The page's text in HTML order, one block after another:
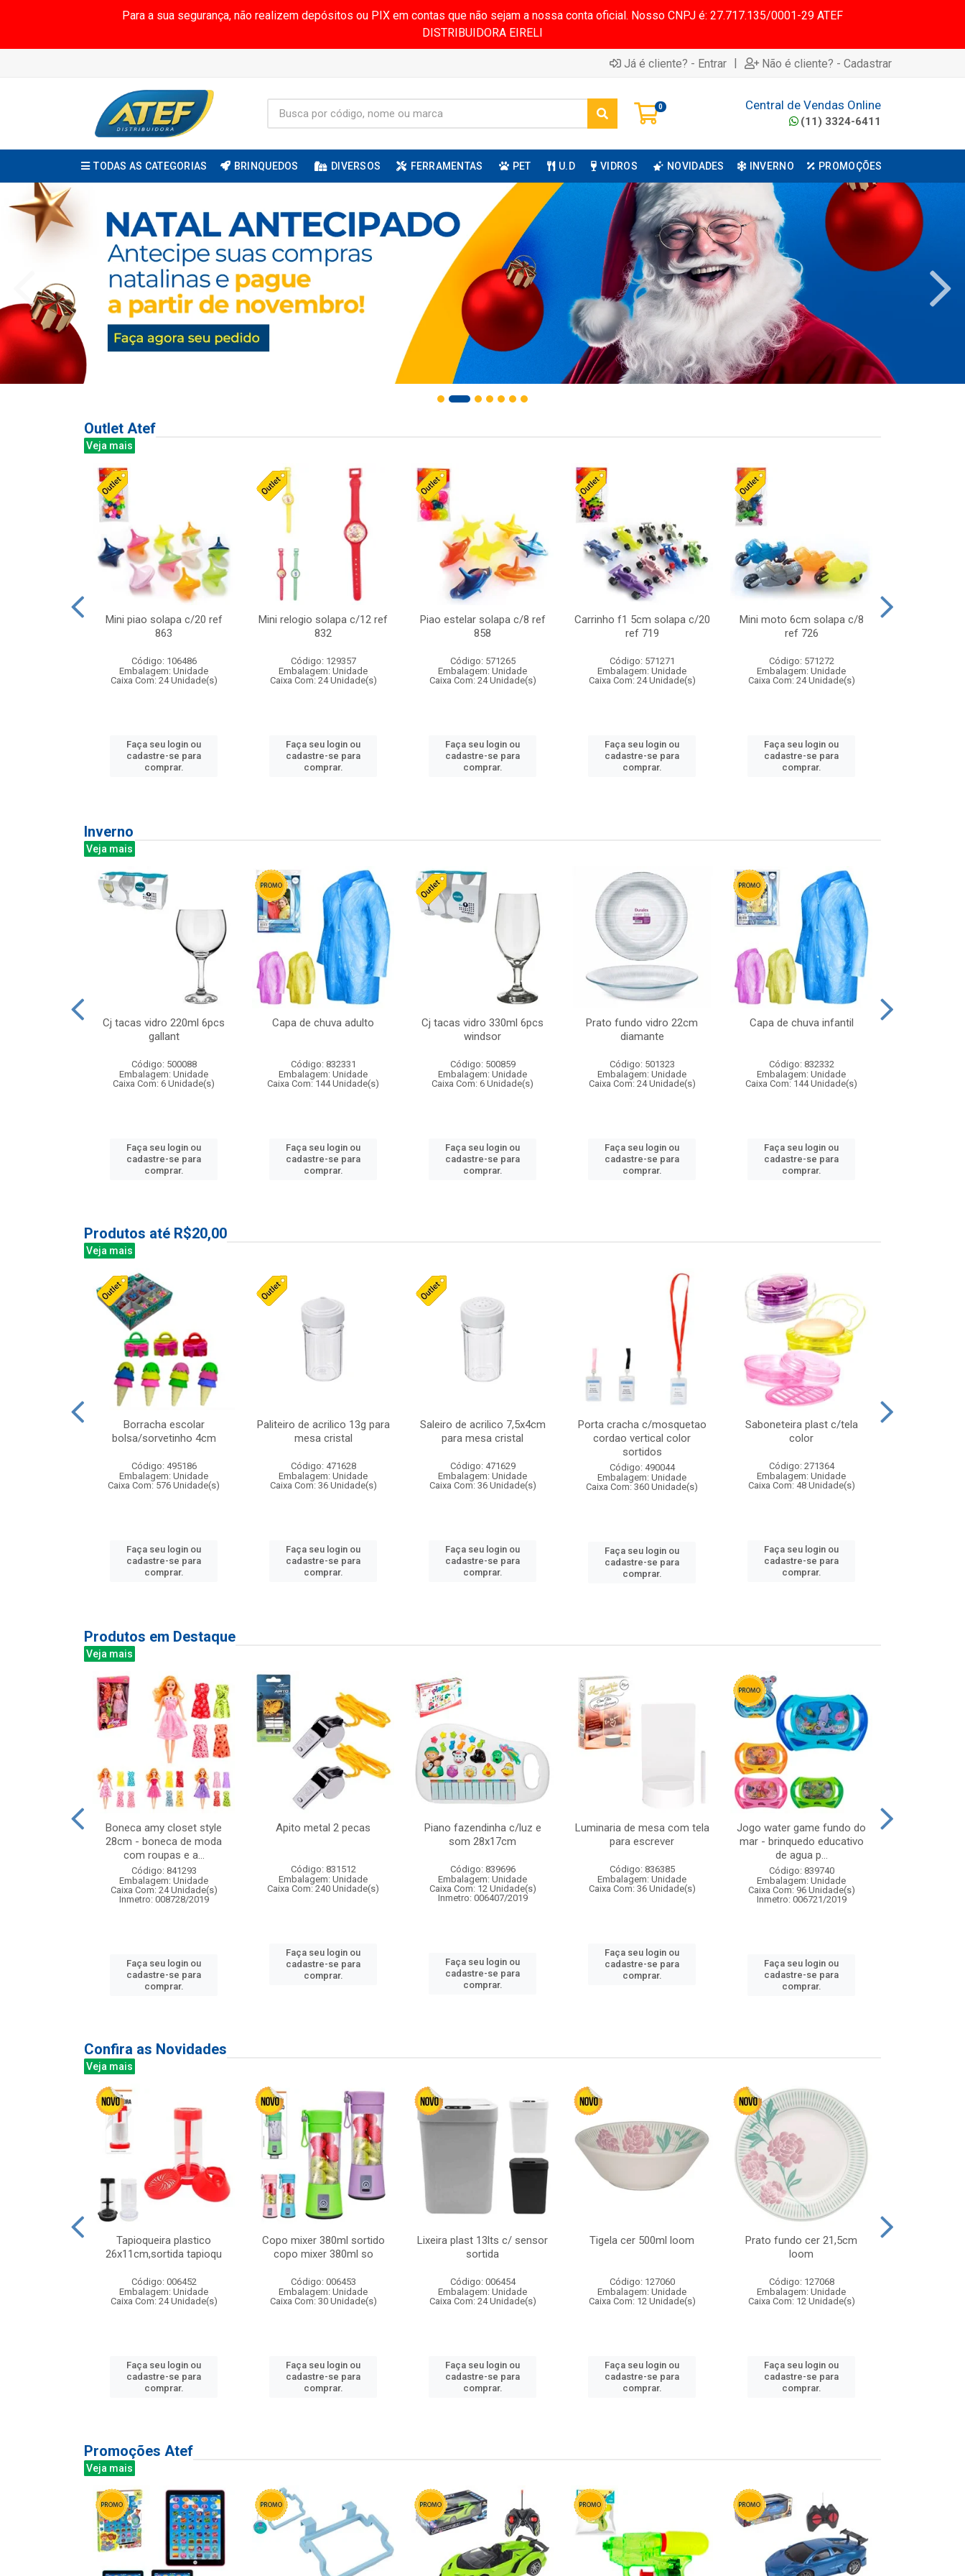
Para a sua segurança, não realizem depósitos ou PIX em contas que não sejam a nossa conta oficial. Nosso CNPJ é: 27.717.135/0001-29 ATEF
DISTRIBUIDORA EIRELI
Já é cliente? - Entrar | Não é cliente? - Cadastrar
0 Central de Vendas Online
(11) 3324-6411
TODAS AS CATEGORIAS BRINQUEDOS DIVERSOS FERRAMENTAS PET U.D VIDROS NOVIDADES INVERNO PROMOÇÕES
Outlet Atef
Veja mais
Mini piao solapa c/20 ref
863
Código: 106486
Embalagem: Unidade
Caixa Com: 24 Unidade(s)
Faça seu login ou
cadastre-se para
comprar.
Mini relogio solapa c/12 ref
832
Código: 129357
Embalagem: Unidade
Caixa Com: 24 Unidade(s)
Faça seu login ou
cadastre-se para
comprar.
Piao estelar solapa c/8 ref
858
Código: 571265
Embalagem: Unidade
Caixa Com: 24 Unidade(s)
Faça seu login ou
cadastre-se para
comprar.
Carrinho f1 5cm solapa c/20
ref 719
Código: 571271
Embalagem: Unidade
Caixa Com: 24 Unidade(s)
Faça seu login ou
cadastre-se para
comprar.
Mini moto 6cm solapa c/8
ref 726
Código: 571272
Embalagem: Unidade
Caixa Com: 24 Unidade(s)
Faça seu login ou
cadastre-se para
comprar.
Inverno
Veja mais
Cj tacas vidro 220ml 6pcs
gallant
Código: 500088
Embalagem: Unidade
Caixa Com: 6 Unidade(s)
Faça seu login ou
cadastre-se para
comprar.
Capa de chuva adulto
Código: 832331
Embalagem: Unidade
Caixa Com: 144 Unidade(s)
Faça seu login ou
cadastre-se para
comprar.
Cj tacas vidro 330ml 6pcs
windsor
Código: 500859
Embalagem: Unidade
Caixa Com: 6 Unidade(s)
Faça seu login ou
cadastre-se para
comprar.
Prato fundo vidro 22cm
diamante
Código: 501323
Embalagem: Unidade
Caixa Com: 24 Unidade(s)
Faça seu login ou
cadastre-se para
comprar.
Capa de chuva infantil
Código: 832332
Embalagem: Unidade
Caixa Com: 144 Unidade(s)
Faça seu login ou
cadastre-se para
comprar.
Produtos até R$20,00
Veja mais
Borracha escolar
bolsa/sorvetinho 4cm
Código: 495186
Embalagem: Unidade
Caixa Com: 576 Unidade(s)
Faça seu login ou
cadastre-se para
comprar.
Paliteiro de acrilico 13g para
mesa cristal
Código: 471628
Embalagem: Unidade
Caixa Com: 36 Unidade(s)
Faça seu login ou
cadastre-se para
comprar.
Saleiro de acrilico 7,5x4cm
para mesa cristal
Código: 471629
Embalagem: Unidade
Caixa Com: 36 Unidade(s)
Faça seu login ou
cadastre-se para
comprar.
Porta cracha c/mosquetao
cordao vertical color
sortidos
Código: 490044
Embalagem: Unidade
Caixa Com: 360 Unidade(s)
Faça seu login ou
cadastre-se para
comprar.
Saboneteira plast c/tela
color
Código: 271364
Embalagem: Unidade
Caixa Com: 48 Unidade(s)
Faça seu login ou
cadastre-se para
comprar.
Produtos em Destaque
Veja mais
Boneca amy closet style
28cm - boneca de moda
com roupas e a...
Código: 841293
Embalagem: Unidade
Caixa Com: 24 Unidade(s)
Inmetro: 008728/2019
Faça seu login ou
cadastre-se para
comprar.
Apito metal 2 pecas
Código: 831512
Embalagem: Unidade
Caixa Com: 240 Unidade(s)
Faça seu login ou
cadastre-se para
comprar.
Piano fazendinha c/luz e
som 28x17cm
Código: 839696
Embalagem: Unidade
Caixa Com: 12 Unidade(s)
Inmetro: 006407/2019
Faça seu login ou
cadastre-se para
comprar.
Luminaria de mesa com tela
para escrever
Código: 836385
Embalagem: Unidade
Caixa Com: 36 Unidade(s)
Faça seu login ou
cadastre-se para
comprar.
Jogo water game fundo do
mar - brinquedo educativo
de agua p...
Código: 839740
Embalagem: Unidade
Caixa Com: 96 Unidade(s)
Inmetro: 006721/2019
Faça seu login ou
cadastre-se para
comprar.
Confira as Novidades
Veja mais
Tapioqueira plastico
26x11cm,sortida tapioqu
Código: 006452
Embalagem: Unidade
Caixa Com: 24 Unidade(s)
Faça seu login ou
cadastre-se para
comprar.
Copo mixer 380ml sortido
copo mixer 380ml so
Código: 006453
Embalagem: Unidade
Caixa Com: 30 Unidade(s)
Faça seu login ou
cadastre-se para
comprar.
Lixeira plast 13lts c/ sensor
sortida
Código: 006454
Embalagem: Unidade
Caixa Com: 24 Unidade(s)
Faça seu login ou
cadastre-se para
comprar.
Tigela cer 500ml loom
Código: 127060
Embalagem: Unidade
Caixa Com: 12 Unidade(s)
Faça seu login ou
cadastre-se para
comprar.
Prato fundo cer 21,5cm
loom
Código: 127068
Embalagem: Unidade
Caixa Com: 12 Unidade(s)
Faça seu login ou
cadastre-se para
comprar.
Promoções Atef
Veja mais